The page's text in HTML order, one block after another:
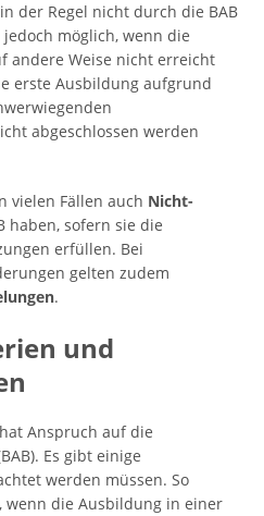
der Regel nicht durch die BAB
möglich, wenn die
andere Weise nicht erreicht
erste Ausbildung aufgrund
abgeschlossen werden
vielen Fällen auch Nicht-
haben, sofern sie die
erfüllen. Bei
gelten zudem
.
und
Anspruch auf die
Es gibt einige
werden müssen. So
wenn die Ausbildung in einer